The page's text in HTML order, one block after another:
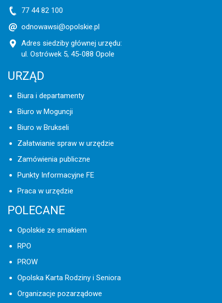
77 44 82 100
odnowawsi@opolskie.pl
Adres siedziby głównej urzędu:
ul. Ostrówek 5, 45-088 Opole
URZĄD
Biura i departamenty
Biuro w Moguncji
Biuro w Brukseli
Załatwianie spraw w urzędzie
Zamówienia publiczne
Punkty Informacyjne FE
Praca w urzędzie
POLECANE
Opolskie ze smakiem
RPO
PROW
Opolska Karta Rodziny i Seniora
Organizacje pozarządowe